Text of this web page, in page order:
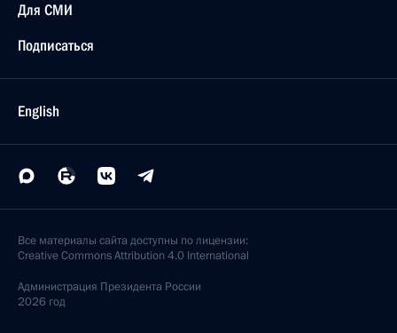
Для СМИ
Подписаться
English
Все материалы сайта доступны по лицензии:
Creative Commons Attribution 4.0 International
Администрация Президента России
2026 год